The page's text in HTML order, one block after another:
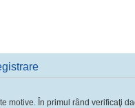
motive. În primul rând verificaţi